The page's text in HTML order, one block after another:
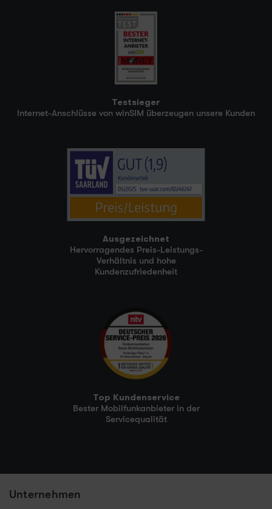
Testsieger
Internet-Anschlüsse von winSIM überzeugen unsere Kunden
Ausgezeichnet
Hervorragendes Preis-Leistungs-
Verhältnis und hohe
Kundenzufriedenheit
Top Kundenservice
Bester Mobilfunkanbieter in der
Servicequalität
Unternehmen